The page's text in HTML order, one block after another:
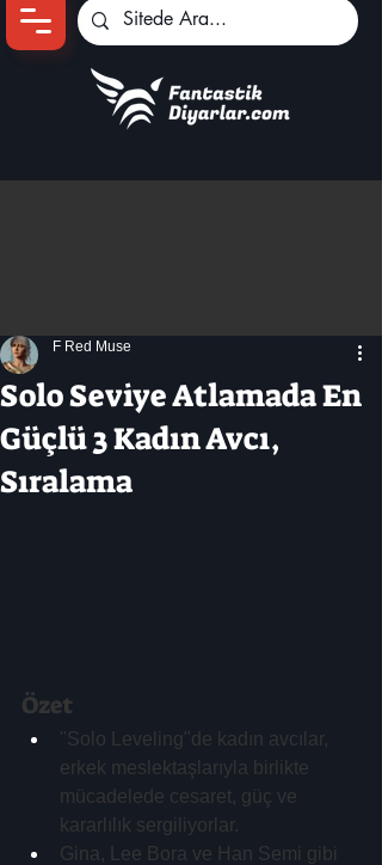
Black Desert
Dizi-Film Haberleri
Solo Seviye Atlamada En
Güçlü 3 Kadın Avcı,
Sıralama
F Red Muse
Özet
"Solo Leveling"de kadın avcılar,
erkek meslektaşlarıyla birlikte
mücadelede cesaret, güç ve
kararlılık sergiliyorlar.
Gina, Lee Bora ve Han Semi gibi